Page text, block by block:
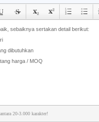
20-3.000 karakter!